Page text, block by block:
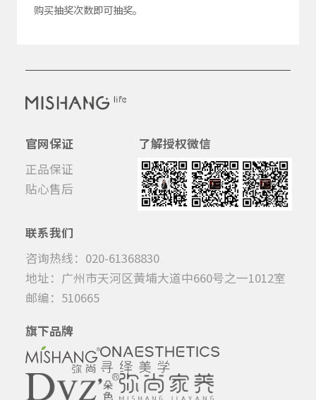
购买抽奖次数即可抽奖。
官网保证
正品保证
贴心售后
了解授权微信
联系我们
咨询热线：020-61368830
地址：广州市天河区黄埔大道中660号之一1012室
邮编：510665
旗下品牌